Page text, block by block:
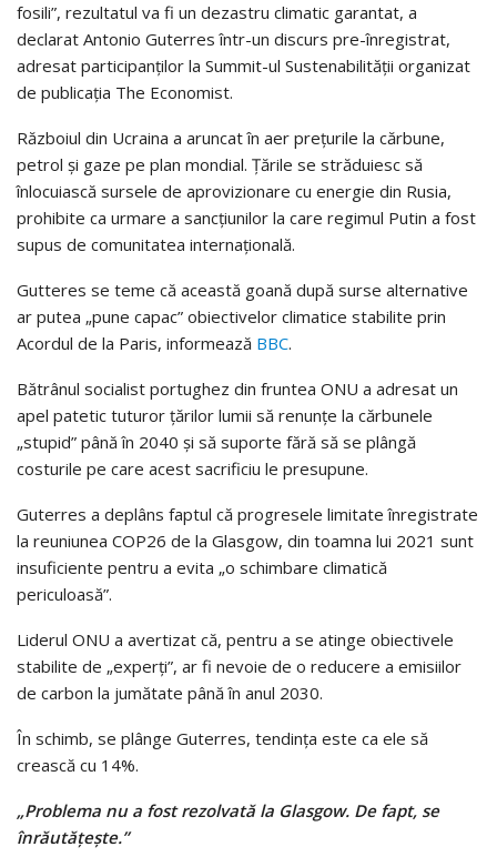
fosili”, rezultatul va fi un dezastru climatic garantat, a
declarat Antonio Guterres într-un discurs pre-înregistrat,
adresat participanților la Summit-ul Sustenabilității organizat
de publicația The Economist.
Războiul din Ucraina a aruncat în aer prețurile la cărbune,
petrol și gaze pe plan mondial. Țările se străduiesc să
înlocuiască sursele de aprovizionare cu energie din Rusia,
prohibite ca urmare a sancțiunilor la care regimul Putin a fost
supus de comunitatea internațională.
Gutteres se teme că această goană după surse alternative
ar putea „pune capac” obiectivelor climatice stabilite prin
Acordul de la Paris, informează BBC.
Bătrânul socialist portughez din fruntea ONU a adresat un
apel patetic tuturor țărilor lumii să renunțe la cărbunele
„stupid” până în 2040 și să suporte fără să se plângă
costurile pe care acest sacrificiu le presupune.
Guterres a deplâns faptul că progresele limitate înregistrate
la reuniunea COP26 de la Glasgow, din toamna lui 2021 sunt
insuficiente pentru a evita „o schimbare climatică
periculoasă”.
Liderul ONU a avertizat că, pentru a se atinge obiectivele
stabilite de „experți”, ar fi nevoie de o reducere a emisiilor
de carbon la jumătate până în anul 2030.
În schimb, se plânge Guterres, tendința este ca ele să
crească cu 14%.
„Problema nu a fost rezolvată la Glasgow. De fapt, se
înrăutățește.”